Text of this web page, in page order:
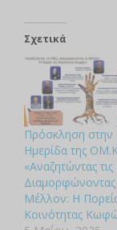
Σχετικά
Πρόσκληση στην
Ημερίδα της
«Αναζητώντας τις
Διαμορφώνοντας
Μέλλον: Η
Κοινότητας